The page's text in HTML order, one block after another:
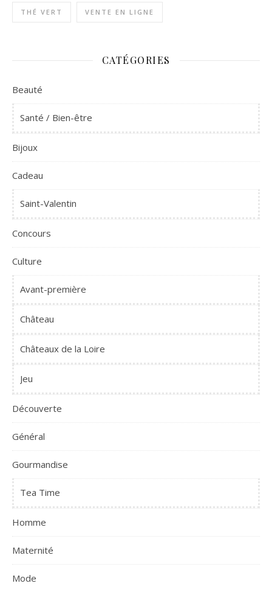
THÉ VERT VENTE EN LIGNE
CATÉGORIES
Beauté
Santé / Bien-être
Bijoux
Cadeau
Saint-Valentin
Concours
Culture
Avant-première
Château
Châteaux de la Loire
Jeu
Découverte
Général
Gourmandise
Tea Time
Homme
Maternité
Mode